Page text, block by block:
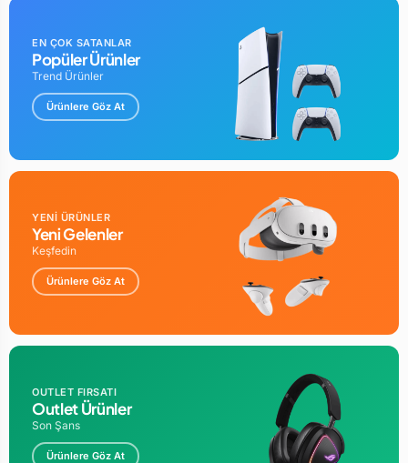
EN ÇOK SATANLAR
Popüler Ürünler
Trend Ürünler
Ürünlere Göz At
YENİ ÜRÜNLER
Yeni Gelenler
Keşfedin
Ürünlere Göz At
OUTLET FIRSATI
Outlet Ürünler
Son Şans
Ürünlere Göz At